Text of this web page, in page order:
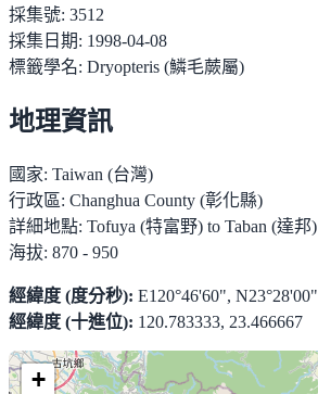
採集號: 3512
採集日期: 1998-04-08
標籤學名: Dryopteris (鱗毛蕨屬)
地理資訊
國家: Taiwan (台灣)
行政區: Changhua County (彰化縣)
詳細地點: Tofuya (特富野) to Taban (達邦)
海拔: 870 - 950
經緯度 (度分秒): E120°46'60", N23°28'00"
經緯度 (十進位): 120.783333, 23.466667
+